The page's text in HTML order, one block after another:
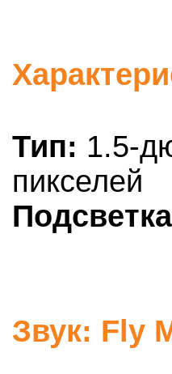
Тип: 1.5-
пикселей
Звук: Fly